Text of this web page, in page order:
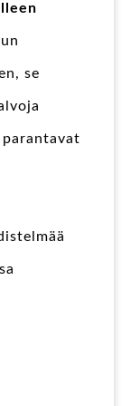
se
parantavat